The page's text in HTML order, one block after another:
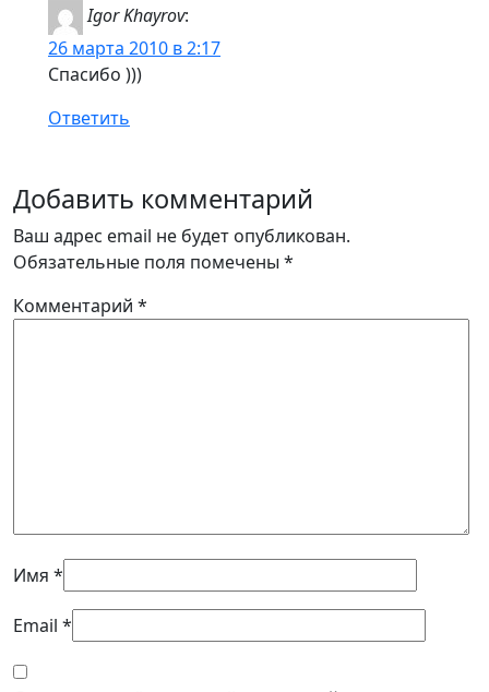
Igor Khayrov:
26 марта 2010 в 2:17
Спасибо )))
Ответить
Добавить комментарий
Ваш адрес email не будет опубликован.
Обязательные поля помечены *
Комментарий *
Имя *
Email *